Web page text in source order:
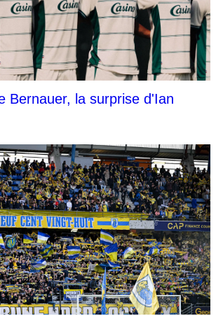
Bernauer, la surprise d'Ian